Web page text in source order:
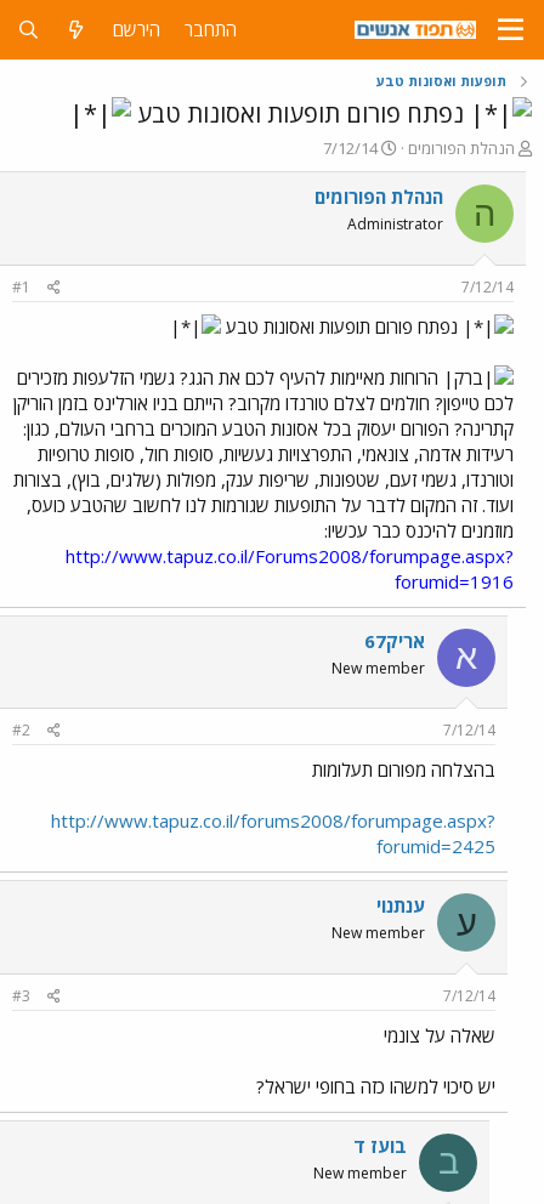
התחבר הירשם
תופעות ואסונות טבע
נפתח פורום תופעות ואסונות טבע
פ
ו
ת
ח
ה
ש
א
הנהלת הפורומים
פ
ו
ר
ם
ר
7/12/14
ה הנהלת הפורומים
Administrator
7/12/14
#1
נפתח פורום תופעות ואסונות טבע
הרוחות מאיימות להעיף לכם את הגג? גשמי הזלעפות מזכירים
לכם טייפון? חולמים לצלם טורנדו מקרוב? הייתם בניו אורלינס בזמן הוריקן
קתרינה? הפורום יעסוק בכל אסונות הטבע המוכרים ברחבי העולם, כגון:
רעידות אדמה, צונאמי, התפרצויות געשיות, סופות חול, סופות טרופיות
וטורנדו, גשמי זעם, שטפונות, שריפות ענק, מפולות (שלגים, בוץ), בצורות
ועוד. זה המקום לדבר על התופעות שגורמות לנו לחשוב שהטבע כועס,
מוזמנים להיכנס כבר עכשיו:
http://www.tapuz.co.il/Forums2008/forumpage.aspx?
forumid=1916
א אריק67
New member
7/12/14
#2
בהצלחה מפורום תעלומות
http://www.tapuz.co.il/forums2008/forumpage.aspx?
forumid=2425
ע ענתנוי
New member
7/12/14
#3
שאלה על צונמי
יש סיכוי למשהו כזה בחופי ישראל?
ב בועז ד
New member